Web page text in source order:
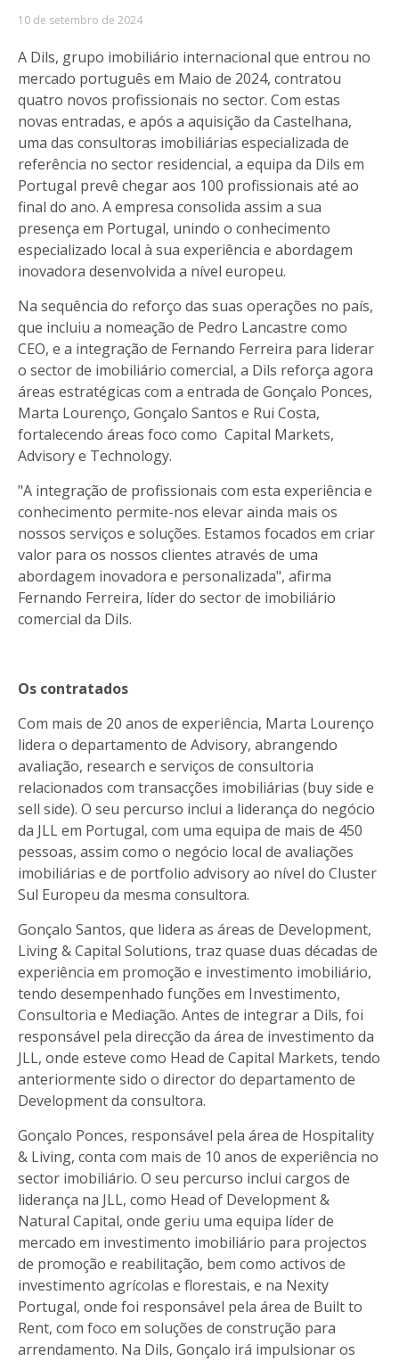
10 de setembro de 2024
A Dils, grupo imobiliário internacional que entrou no
mercado português em Maio de 2024, contratou
quatro novos profissionais no sector. Com estas
novas entradas, e após a aquisição da Castelhana,
uma das consultoras imobiliárias especializada de
referência no sector residencial, a equipa da Dils em
Portugal prevê chegar aos 100 profissionais até ao
final do ano. A empresa consolida assim a sua
presença em Portugal, unindo o conhecimento
especializado local à sua experiência e abordagem
inovadora desenvolvida a nível europeu.
Na sequência do reforço das suas operações no país,
que incluiu a nomeação de Pedro Lancastre como
CEO, e a integração de Fernando Ferreira para liderar
o sector de imobiliário comercial, a Dils reforça agora
áreas estratégicas com a entrada de Gonçalo Ponces,
Marta Lourenço, Gonçalo Santos e Rui Costa,
fortalecendo áreas foco como Capital Markets,
Advisory e Technology.
"A integração de profissionais com esta experiência e
conhecimento permite-nos elevar ainda mais os
nossos serviços e soluções. Estamos focados em criar
valor para os nossos clientes através de uma
abordagem inovadora e personalizada", afirma
Fernando Ferreira, líder do sector de imobiliário
comercial da Dils.
Os contratados
Com mais de 20 anos de experiência, Marta Lourenço
lidera o departamento de Advisory, abrangendo
avaliação, research e serviços de consultoria
relacionados com transacções imobiliárias (buy side e
sell side). O seu percurso inclui a liderança do negócio
da JLL em Portugal, com uma equipa de mais de 450
pessoas, assim como o negócio local de avaliações
imobiliárias e de portfolio advisory ao nível do Cluster
Sul Europeu da mesma consultora.
Gonçalo Santos, que lidera as áreas de Development,
Living & Capital Solutions, traz quase duas décadas de
experiência em promoção e investimento imobiliário,
tendo desempenhado funções em Investimento,
Consultoria e Mediação. Antes de integrar a Dils, foi
responsável pela direcção da área de investimento da
JLL, onde esteve como Head de Capital Markets, tendo
anteriormente sido o director do departamento de
Development da consultora.
Gonçalo Ponces, responsável pela área de Hospitality
& Living, conta com mais de 10 anos de experiência no
sector imobiliário. O seu percurso inclui cargos de
liderança na JLL, como Head of Development &
Natural Capital, onde geriu uma equipa líder de
mercado em investimento imobiliário para projectos
de promoção e reabilitação, bem como activos de
investimento agrícolas e florestais, e na Nexity
Portugal, onde foi responsável pela área de Built to
Rent, com foco em soluções de construção para
arrendamento. Na Dils, Gonçalo irá impulsionar os